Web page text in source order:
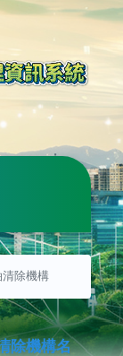
清除機構
除機構名